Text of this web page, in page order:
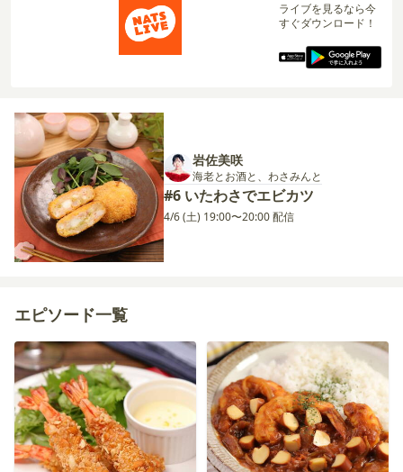
ライブを見るなら今
すぐダウンロード！
岩佐美咲
海老とお酒と、わさみんと
#6 いたわさでエビカツ
4/6 (土) 19:00〜20:00 配信
エピソード一覧